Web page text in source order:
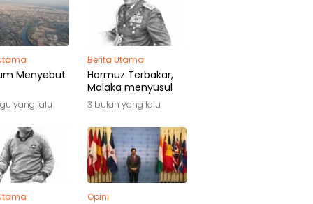
Menyebut
yang lalu
Berita Utama
Hormuz Terbakar,
Malaka menyusul
3 bulan yang lalu
Opini